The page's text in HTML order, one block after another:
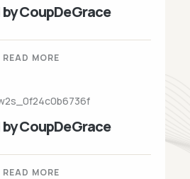
CoupDeGrace
READ MORE
CoupDeGrace
READ MORE